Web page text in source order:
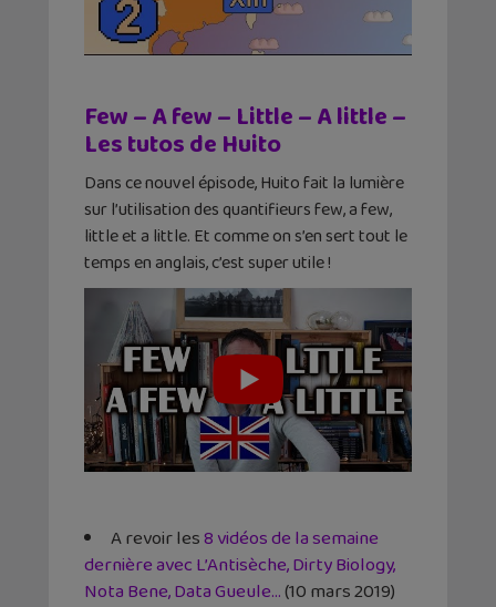
Few – A few – Little – A little –
Les tutos de Huito
Dans ce nouvel épisode, Huito fait la lumière
sur l’utilisation des quantifieurs few, a few,
little et a little. Et comme on s’en sert tout le
temps en anglais, c’est super utile !
A revoir les8 vidéos de la semaine
dernière avec L’Antisèche, Dirty Biology,
Nota Bene, Data Gueule…(10 mars 2019)